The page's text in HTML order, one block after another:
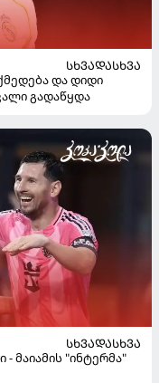
ᲡᲮᲕᲐᲓᲐᲡᲮᲕᲐ
და დიდი
გადაწყდა
ᲡᲮᲕᲐᲓᲐᲡᲮᲕᲐ
- მაიამის "ინტერმა"